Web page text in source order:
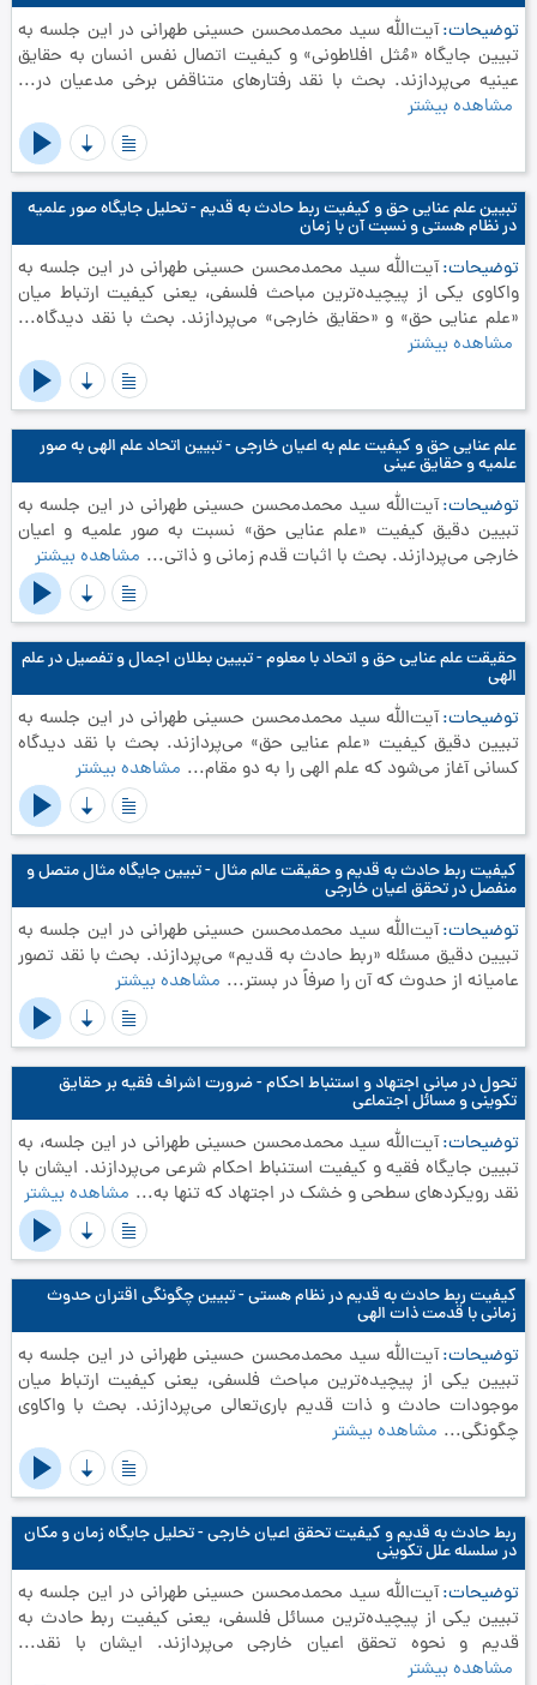
توضیحات آیت‌الله سید محمدمحسن حسینی طهرانی در این جلسه به
تبیین جایگاه «مُثل افلاطونی» و کیفیت اتصال نفس انسان به حقایق
عینیه می‌پردازند. بحث با نقد رفتارهای متناقض برخی مدعیان در...
مشاهده بیشتر
تبیین علم عنایی حق و کیفیت ربط حادث به قدیم - تحلیل جایگاه صور علمیه
در نظام هستی و نسبت آن با زمان
توضیحات آیت‌الله سید محمدمحسن حسینی طهرانی در این جلسه به
واکاوی یکی از پیچیده‌ترین مباحث فلسفی، یعنی کیفیت ارتباط میان
«علم عنایی حق» و «حقایق خارجی» می‌پردازند. بحث با نقد دیدگاه...
مشاهده بیشتر
علم عنایی حق و کیفیت علم به اعیان خارجی - تبیین اتحاد علم الهی به صور
علمیه و حقایق عینی
توضیحات آیت‌الله سید محمدمحسن حسینی طهرانی در این جلسه به
تبیین دقیق کیفیت «علم عنایی حق» نسبت به صور علمیه و اعیان
خارجی می‌پردازند. بحث با اثبات قدم زمانی و ذاتی... مشاهده بیشتر
حقیقت علم عنایی حق و اتحاد با معلوم - تبیین بطلان اجمال و تفصیل در علم
الهی
توضیحات آیت‌الله سید محمدمحسن حسینی طهرانی در این جلسه به
تبیین دقیق کیفیت «علم عنایی حق» می‌پردازند. بحث با نقد دیدگاه
کسانی آغاز می‌شود که علم الهی را به دو مقام... مشاهده بیشتر
کیفیت ربط حادث به قدیم و حقیقت عالم مثال - تبیین جایگاه مثال متصل و
منفصل در تحقق اعیان خارجی
توضیحات آیت‌الله سید محمدمحسن حسینی طهرانی در این جلسه به
تبیین دقیق مسئله «ربط حادث به قدیم» می‌پردازند. بحث با نقد تصور
عامیانه از حدوث که آن را صرفاً در بستر... مشاهده بیشتر
تحول در مبانی اجتهاد و استنباط احکام - ضرورت اشراف فقیه بر حقایق
تکوینی و مسائل اجتماعی
توضیحات آیت‌الله سید محمدمحسن حسینی طهرانی در این جلسه، به
تبیین جایگاه فقیه و کیفیت استنباط احکام شرعی می‌پردازند. ایشان با
نقد رویکردهای سطحی و خشک در اجتهاد که تنها به... مشاهده بیشتر
کیفیت ربط حادث به قدیم در نظام هستی - تبیین چگونگی اقتران حدوث
زمانی با قدمت ذات الهی
توضیحات آیت‌الله سید محمدمحسن حسینی طهرانی در این جلسه به
تبیین یکی از پیچیده‌ترین مباحث فلسفی، یعنی کیفیت ارتباط میان
موجودات حادث و ذات قدیم باری‌تعالی می‌پردازند. بحث با واکاوی
چگونگی... مشاهده بیشتر
ربط حادث به قدیم و کیفیت تحقق اعیان خارجی - تحلیل جایگاه زمان و مکان
در سلسله علل تکوینی
توضیحات آیت‌الله سید محمدمحسن حسینی طهرانی در این جلسه به
تبیین یکی از پیچیده‌ترین مسائل فلسفی، یعنی کیفیت ربط حادث به
قدیم و نحوه تحقق اعیان خارجی می‌پردازند. ایشان با نقد...
مشاهده بیشتر